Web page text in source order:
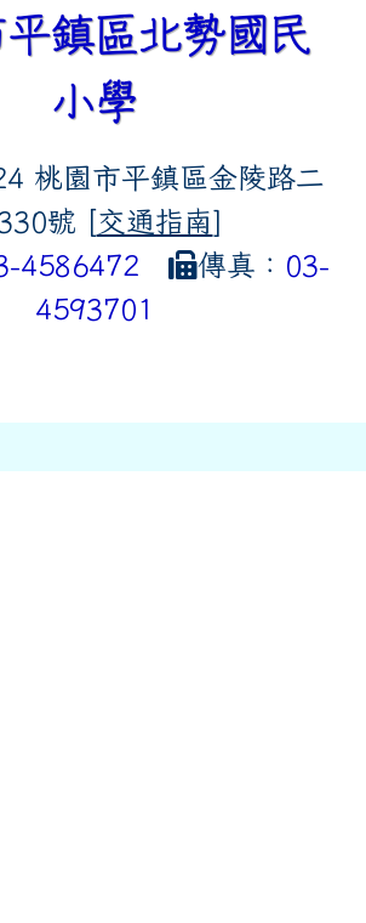
鎮區北勢國民
小學
桃園市平鎮區金陵路二
號 [交通指南]
4586472 傳真： 03-
4593701